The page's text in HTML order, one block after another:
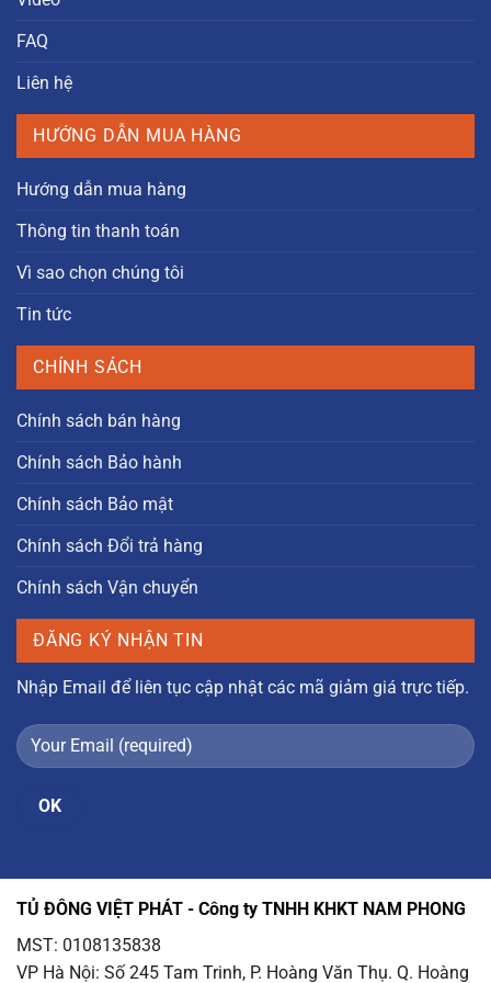
FAQ
Liên hệ
HƯỚNG DẪN MUA HÀNG
Hướng dẫn mua hàng
Thông tin thanh toán
Vì sao chọn chúng tôi
Tin tức
CHÍNH SÁCH
Chính sách bán hàng
Chính sách Bảo hành
Chính sách Bảo mật
Chính sách Đổi trả hàng
Chính sách Vận chuyển
ĐĂNG KÝ NHẬN TIN
Nhập Email để liên tục cập nhật các mã giảm giá trực tiếp.
TỦ ĐÔNG VIỆT PHÁT - Công ty TNHH KHKT NAM PHONG
MST: 0108135838
VP Hà Nội: Số 245 Tam Trinh, P. Hoàng Văn Thụ. Q. Hoàng